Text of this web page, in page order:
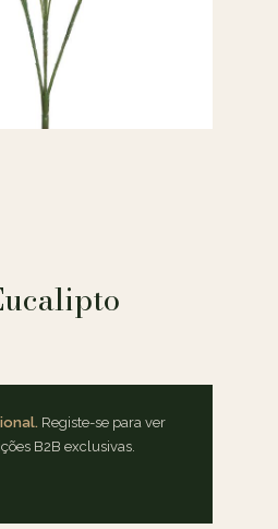
Registe-se para ver
B2B exclusivas.